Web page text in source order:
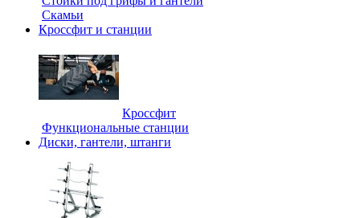
Скамьи
Кроссфит и станции
Кроссфит
Функциональные станции
Диски, гантели, штанги